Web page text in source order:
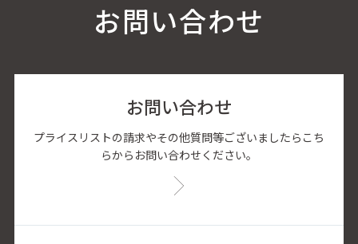
お問い合わせ
お問い合わせ
プライスリストの請求やその他質問等ございましたらこち
らからお問い合わせください。